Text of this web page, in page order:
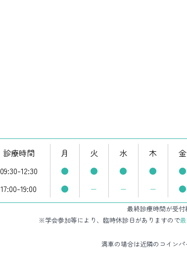
診療時間 月 火 水 木 金
09:30-12:30
● ● ● ● ●
17:00-19:00 ● − − − ●
最終診療時間が受付
※学会参加等により、臨時休診日がありますので
満車の場合は近隣のコインパ